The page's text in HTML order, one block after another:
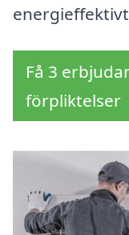
Få 3
förpliktelser